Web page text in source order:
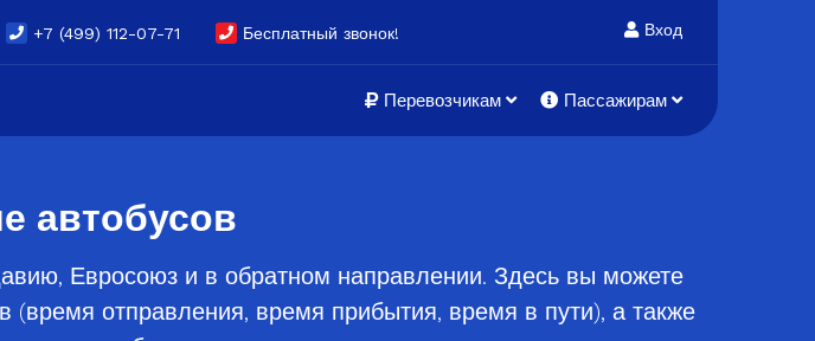
+7 (499) 112-07-71 Бесплатный звонок! Вход
Перевозчикам Пассажирам
автобусов
Евросоюз и в обратном направлении. Здесь вы можете
(время отправления, время прибытия, время в пути), а также